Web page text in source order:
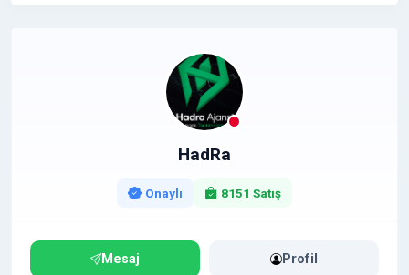
HadRa
Onaylı 8151 Satış
Mesaj Profil